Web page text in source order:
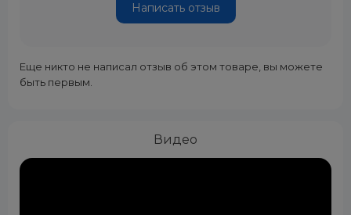
Написать отзыв
Еще никто не написал отзыв об этом товаре, вы можете
быть первым.
Видео